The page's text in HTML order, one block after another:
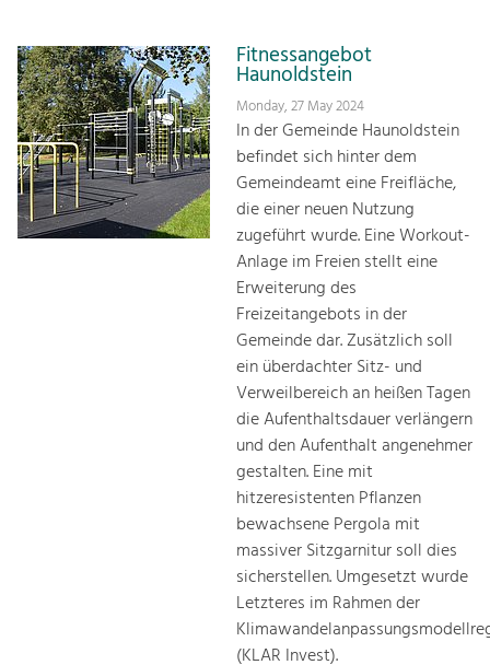
Fitnessangebot
Haunoldstein
Monday, 27 May 2024
In der Gemeinde Haunoldstein
befindet sich hinter dem
Gemeindeamt eine Freifläche,
die einer neuen Nutzung
zugeführt wurde. Eine Workout-
Anlage im Freien stellt eine
Erweiterung des
Freizeitangebots in der
Gemeinde dar. Zusätzlich soll
ein überdachter Sitz- und
Verweilbereich an heißen Tagen
die Aufenthaltsdauer verlängern
und den Aufenthalt angenehmer
gestalten. Eine mit
hitzeresistenten Pflanzen
bewachsene Pergola mit
massiver Sitzgarnitur soll dies
sicherstellen. Umgesetzt wurde
Letzteres im Rahmen der
(KLAR Invest).